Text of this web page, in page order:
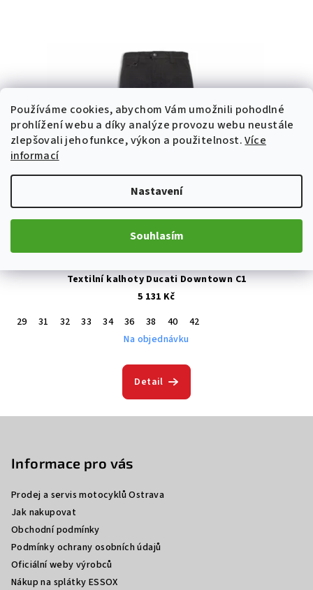
Používáme cookies, abychom Vám umožnili pohodlné
prohlížení webu a díky analýze provozu webu neustále
zlepšovali jeho funkce, výkon a použitelnost.Více
informací
Nastavení
Souhlasím
Textilní kalhoty Ducati Downtown C1
5 131 Kč
29
31 32 33 34 36 38 40
42
Na objednávku
Detail
Informace pro vás
Prodej a servis motocyklů Ostrava
Jak nakupovat
Obchodní podmínky
Podmínky ochrany osobních údajů
Oficiální weby výrobců
Nákup na splátky ESSOX